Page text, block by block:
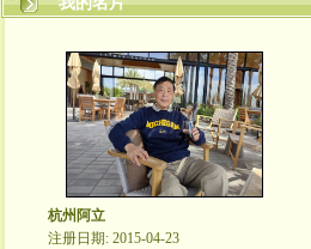
杭州阿立
注册日期: 2015-04-23